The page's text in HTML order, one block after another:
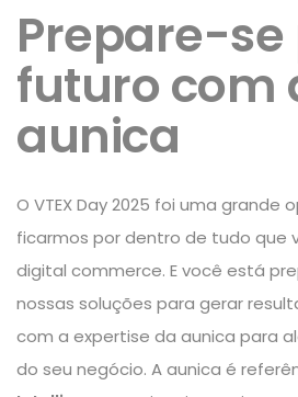
Prepare-se
futuro com
aunica
O VTEX Day 2025 foi uma grande
ficarmos por dentro de tudo que
digital commerce. E você está
nossas soluções para gerar
com a expertise da aunica para
do seu negócio. A aunica é